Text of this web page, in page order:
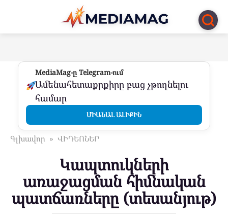
Перейти
контенту
MediaMag-ը Telegram-ում
Ամենահետաքրքիրը բաց չթողնելու
համար
ՄԻԱՆԱԼ ԱԼԻՔԻՆ
Գլխավոր » ՎԻԴԵՈՆԵՐ
Կապտուկների
առաջացման հիմնական
պատճառները (տեսանյութ)